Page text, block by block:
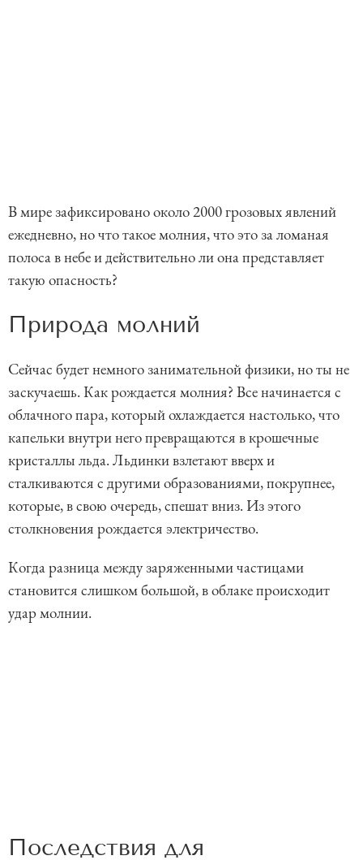
В мире зафиксировано около 2000 грозовых явлений
ежедневно, но что такое молния, что это за ломаная
полоса в небе и действительно ли она представляет
такую опасность?
Природа молний
Сейчас будет немного занимательной физики, но ты не
заскучаешь. Как рождается молния? Все начинается с
облачного пара, который охлаждается настолько, что
капельки внутри него превращаются в крошечные
кристаллы льда. Льдинки взлетают вверх и
сталкиваются с другими образованиями, покрупнее,
которые, в свою очередь, спешат вниз. Из этого
столкновения рождается электричество.
Когда разница между заряженными частицами
становится слишком большой, в облаке происходит
удар молнии.
Последствия для